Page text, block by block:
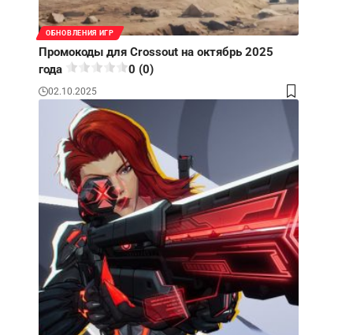
ОБНОВЛЕНИЯ ИГР
Промокоды для Crossout на октябрь 2025
года
0 (0)
02.10.2025